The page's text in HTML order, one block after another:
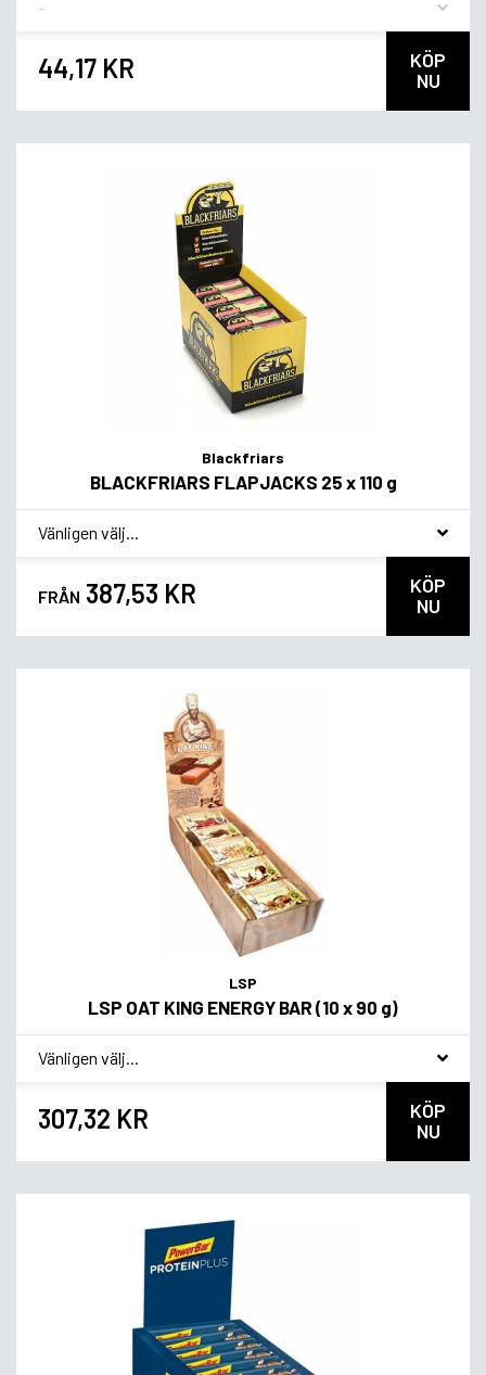
44,17 KR
KÖP
NU
Blackfriars
BLACKFRIARS FLAPJACKS 25 x 110 g
* Smagsvariant
FRÅN 387,53 KR
KÖP
NU
LSP
LSP OAT KING ENERGY BAR (10 x 90 g)
* Smagsvariant
307,32 KR
KÖP
NU